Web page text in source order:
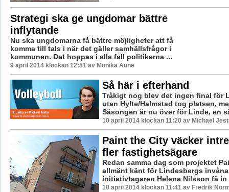
Strategi ska ge ungdomar bättre
inflytande
Nu ska ungdomarna få bättre möjligheter att få
komma till tals i när det gäller samhällsfrågor i
kommunen. Det hoppas i alla fall politikerna ...
9 april 2014 klockan 12:51 av Monika Aune
Så här i efterhand
Tråkigt nog blev det ingen final för
utan Hylte/Halmstad tog platsen,
Säsongen är nu över för Linde, en
10 april 2014 klockan 11:20 av Michael
Paint the City väcker
fler fastighetsägare
Redan samma dag som projektet
allmänt känt för Lindesbergs
initiativtagaren Helena Nilsson få in
10 april 2014 klockan 11:41 av Fredrik